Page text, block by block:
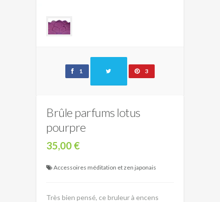
1 3
Brûle parfums lotus
pourpre
35,00 €
Accessoires méditation et zen japonais
Très bien pensé, ce bruleur à encens